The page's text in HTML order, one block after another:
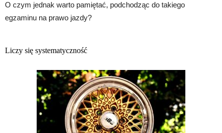
O czym jednak warto pamiętać, podchodząc do takiego
egzaminu na prawo jazdy?
Liczy się systematyczność